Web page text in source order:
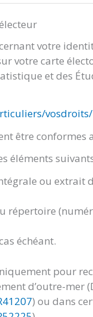
votre
votre carte
et des
vosdroits/
être
éléments
ou extrait
répertoire
échéant.
pour
d’outre-mer
) ou dans